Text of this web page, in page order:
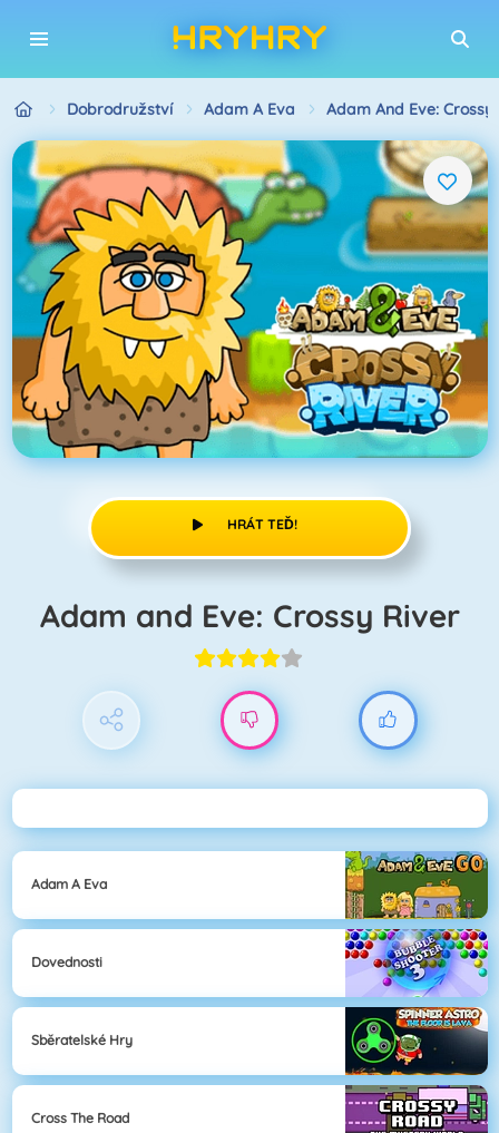
Dobrodružství Adam A Eva Adam And Eve: Crossy
HRÁT TEĎ!
Adam and Eve: Crossy River
Adam A Eva
Dovednosti
Sběratelské Hry
Cross The Road